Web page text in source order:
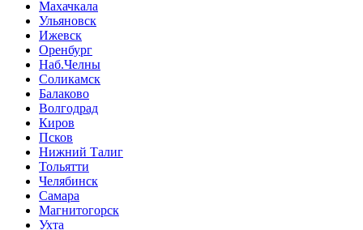
Махачкала
Ульяновск
Ижевск
Оренбург
Наб.Челны
Соликамск
Балаково
Волгодрад
Киров
Псков
Нижний Талиг
Тольятти
Челябинск
Самара
Магнитогорск
Ухта